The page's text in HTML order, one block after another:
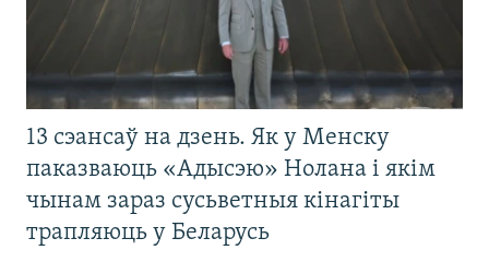
13 сэансаў на дзень. Як у Менску
паказваюць «Адысэю» Нолана і якім
чынам зараз сусьветныя кінагіты
трапляюць у Беларусь